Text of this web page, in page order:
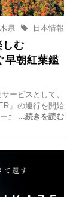
県 日本情報
しむ
早朝紅葉鑑
ービスとして、
」の運行を開始
ズ株式会社では